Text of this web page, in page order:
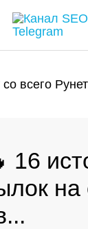
со всего
16
на